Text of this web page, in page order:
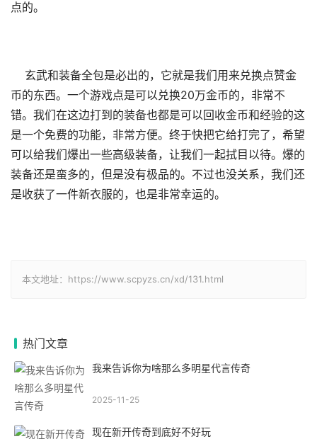
点的。
玄武和装备全包是必出的，它就是我们用来兑换点赞金
币的东西。一个游戏点是可以兑换20万金币的，非常不
错。我们在这边打到的装备也都是可以回收金币和经验的这
是一个免费的功能，非常方便。终于快把它给打完了，希望
可以给我们爆出一些高级装备，让我们一起拭目以待。爆的
装备还是蛮多的，但是没有极品的。不过也没关系，我们还
是收获了一件新衣服的，也是非常幸运的。
本文地址：https://www.scpyzs.cn/xd/131.html
热门文章
我来告诉你为啥那么多明星代言传奇
2025-11-25
现在新开传奇到底好不好玩